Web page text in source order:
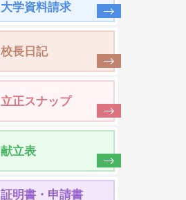
大学資料請求
校長日記
立正スナップ
献立表
証明書・申請書